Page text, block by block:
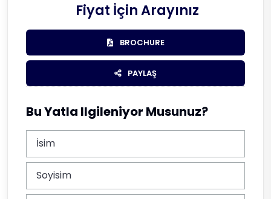
Fiyat İçin Arayınız
BROCHURE
PAYLAŞ
Bu Yatla Ilgileniyor Musunuz?